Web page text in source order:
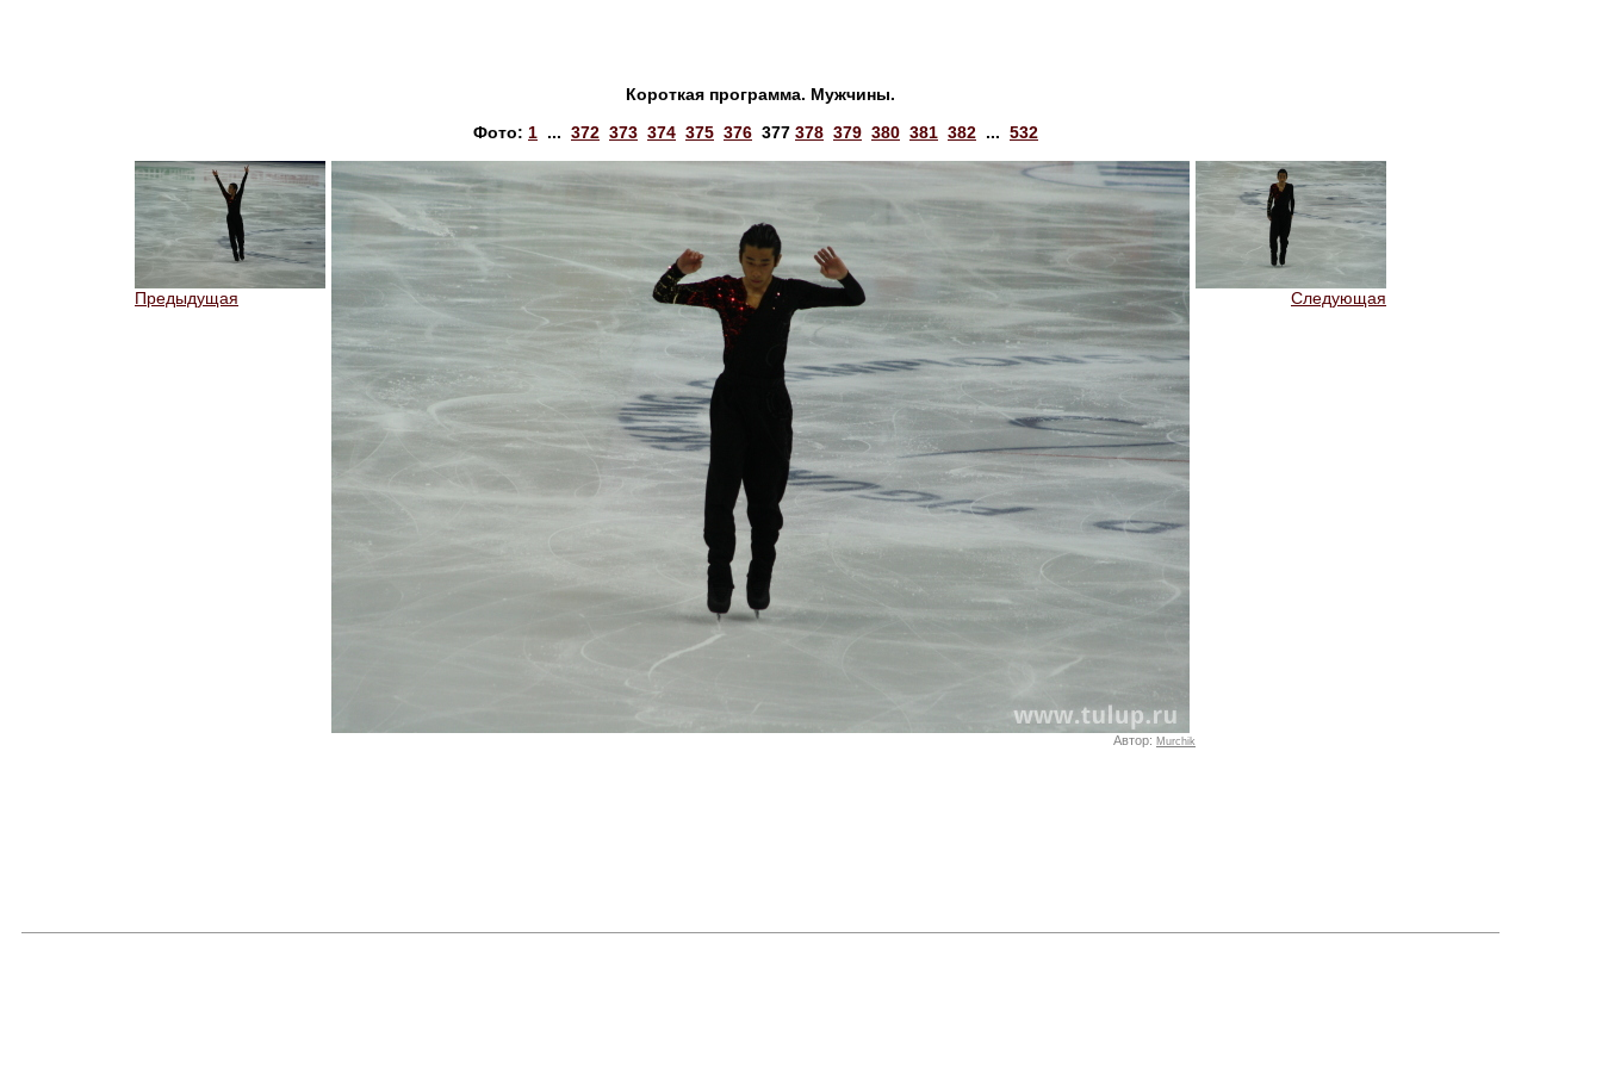
Короткая программа. Мужчины.
Фото: 1 ... 372 373 374 375 376 377 378 379 380 381 382 ... 532
Предыдущая
Автор: Murchik
Следующая